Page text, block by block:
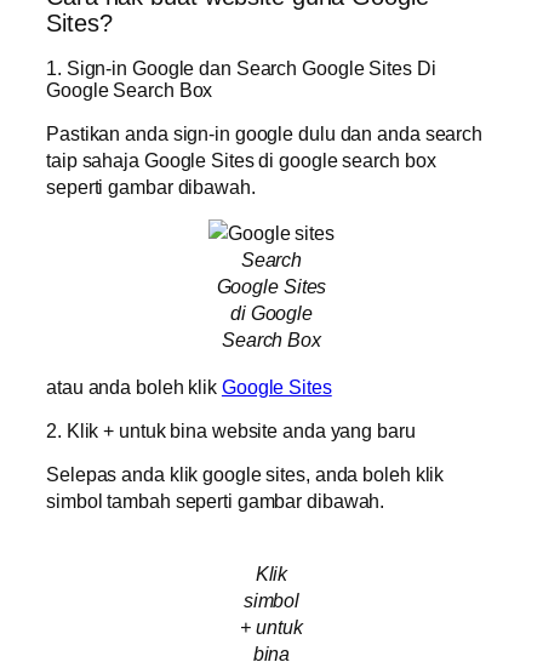
Sites?
1. Sign-in Google dan Search Google Sites Di
Google Search Box
Pastikan anda sign-in google dulu dan anda search
taip sahaja Google Sites di google search box
seperti gambar dibawah.
Search
Google Sites
di Google
Search Box
atau anda boleh klik Google Sites
2. Klik + untuk bina website anda yang baru
Selepas anda klik google sites, anda boleh klik
simbol tambah seperti gambar dibawah.
Klik
simbol
+ untuk
bina